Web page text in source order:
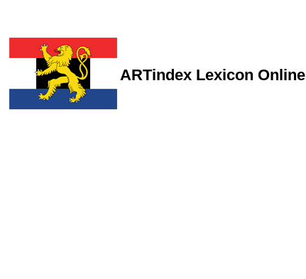
ARTindex Lexicon Online